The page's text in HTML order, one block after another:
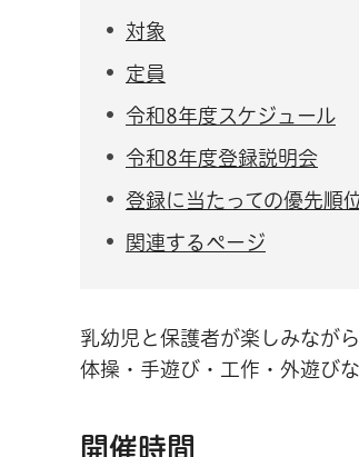
対象
定員
令和8年度スケジュール
令和8年度登録説明会
登録に当たっての優先順
関連するページ
乳幼児と保護者が楽しみなが
体操・手遊び・工作・外遊び
開催時間